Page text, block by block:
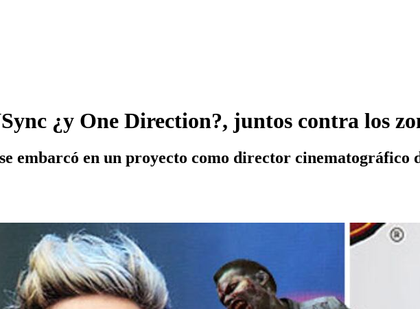
¿y One Direction?, juntos contra los
embarcó en un proyecto como director cinematográfico